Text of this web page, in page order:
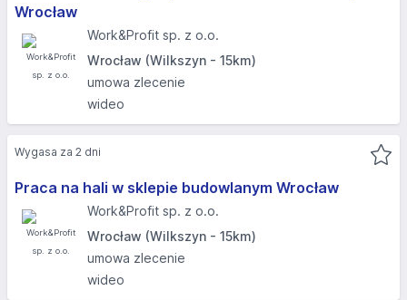
Wrocław
Work&Profit sp. z o.o.
Wrocław (Wilkszyn - 15km)
umowa zlecenie
wideo
Praca na hali w sklepie budowlanym Wrocław
Work&Profit sp. z o.o.
Wrocław (Wilkszyn - 15km)
umowa zlecenie
wideo
Wygasa za 2 dni